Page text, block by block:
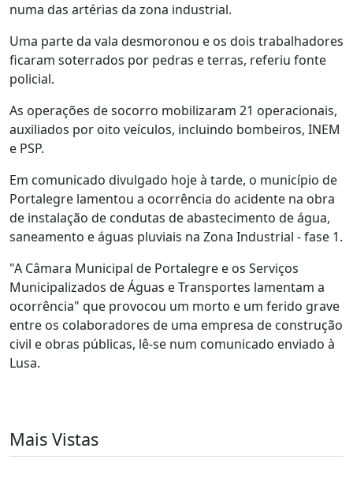
numa das artérias da zona industrial.
Uma parte da vala desmoronou e os dois trabalhadores
ficaram soterrados por pedras e terras, referiu fonte
policial.
As operações de socorro mobilizaram 21 operacionais,
auxiliados por oito veículos, incluindo bombeiros, INEM
e PSP.
Em comunicado divulgado hoje à tarde, o município de
Portalegre lamentou a ocorrência do acidente na obra
de instalação de condutas de abastecimento de água,
saneamento e águas pluviais na Zona Industrial - fase 1.
"A Câmara Municipal de Portalegre e os Serviços
Municipalizados de Águas e Transportes lamentam a
ocorrência" que provocou um morto e um ferido grave
entre os colaboradores de uma empresa de construção
civil e obras públicas, lê-se num comunicado enviado à
Lusa.
Mais Vistas